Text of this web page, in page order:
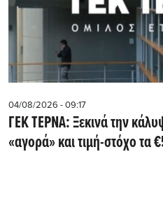
04/08/2026 - 09:17
ΓΕΚ ΤΕΡΝΑ: Ξεκινά την
«αγορά» και τιμή-στόχο τα